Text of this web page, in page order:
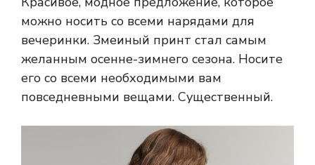
можно носить со всеми нарядами для
вечеринки. Змеиный принт стал самым
желанным осенне-зимнего сезона. Носите
его со всеми необходимыми вам
повседневными вещами. Существенный.